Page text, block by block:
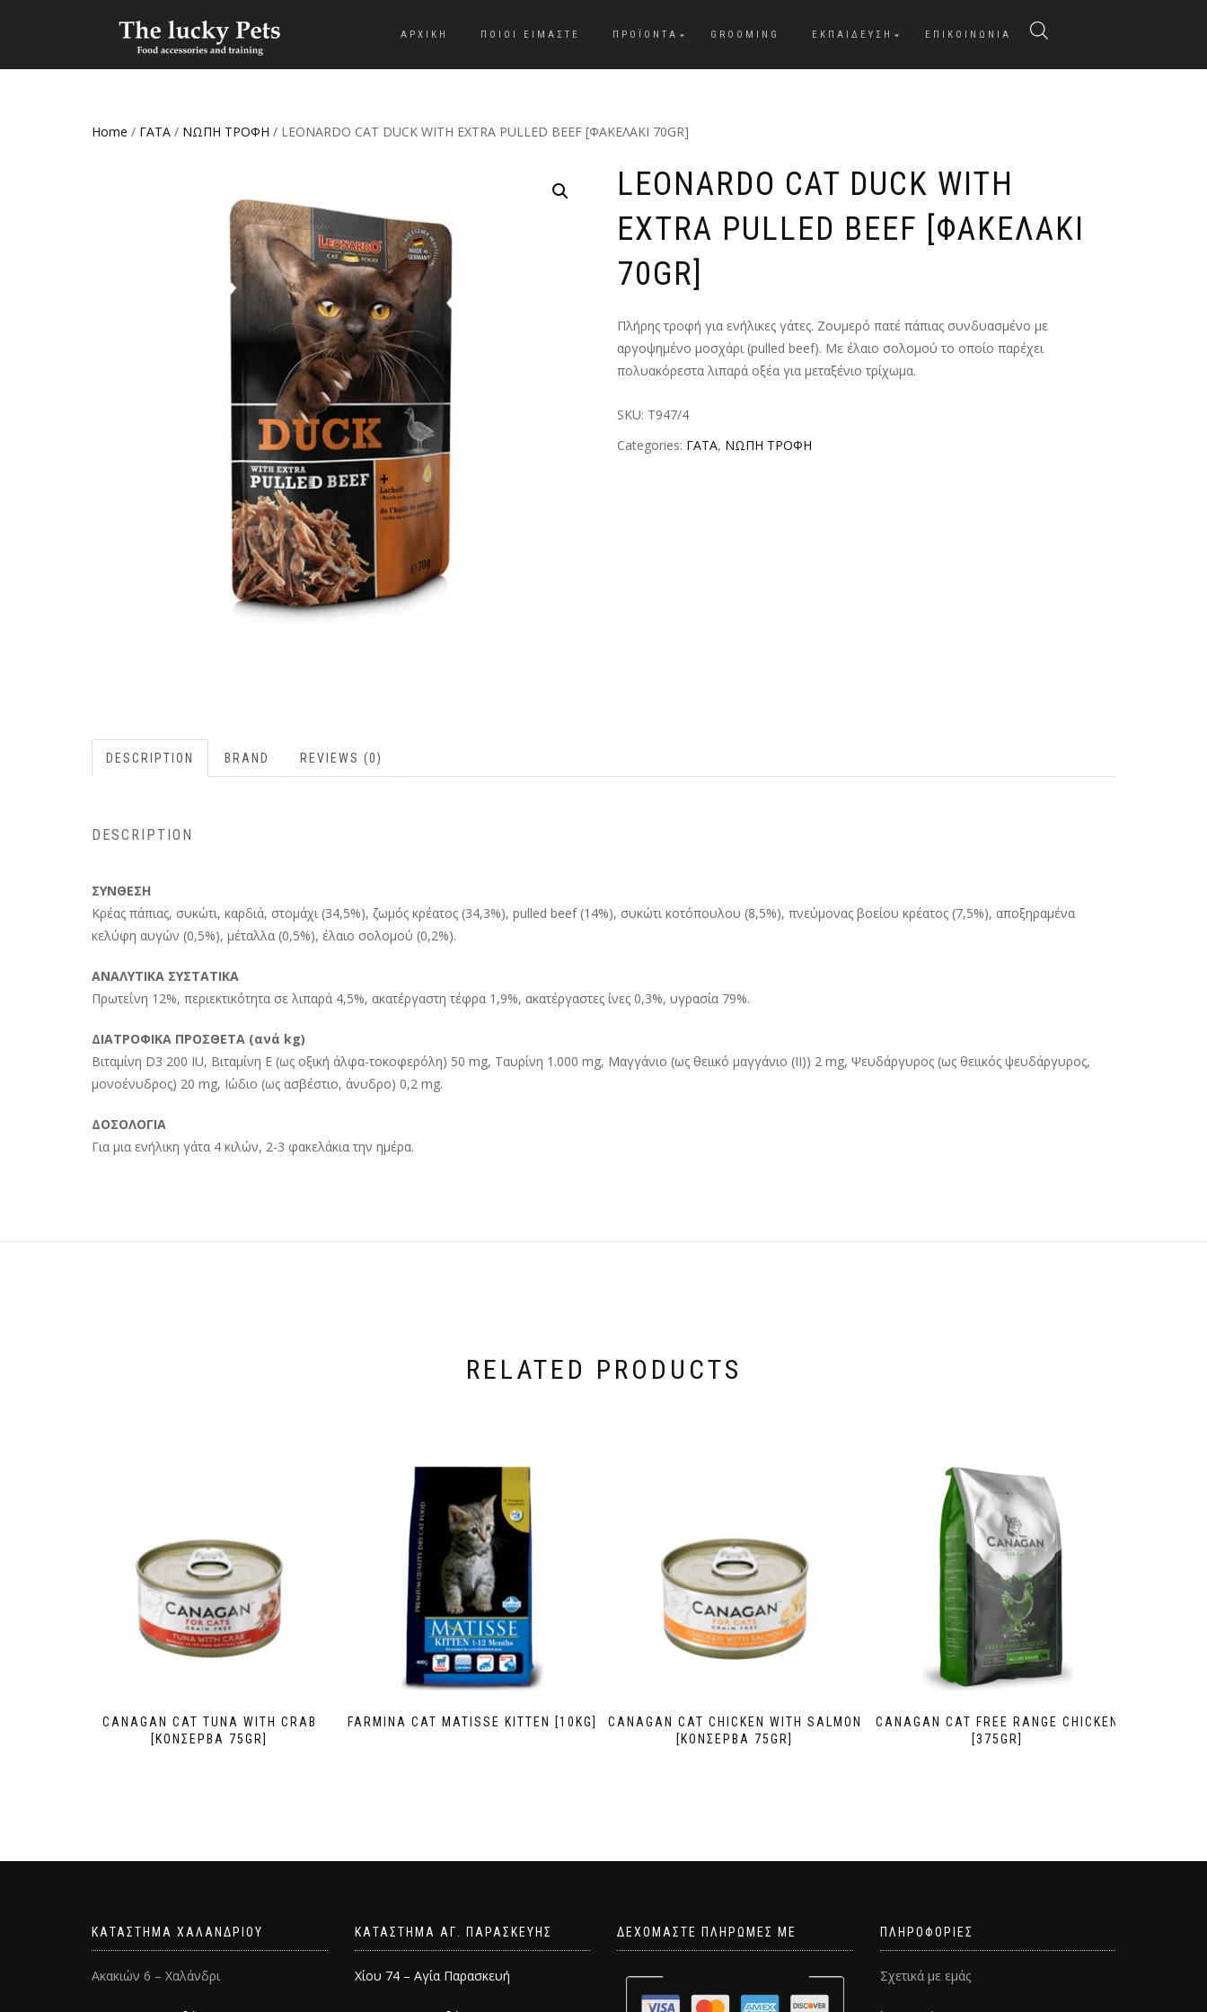
ΑΡΧΙΚΗ ΠΟΙΟΙ ΕΙΜΑΣΤΕ ΠΡΟΪΟΝΤΑ GROOMING ΕΚΠΑΙΔΕΥΣΗ ΕΠΙΚΟΙΝΩΝΙΑ
Home / ΓΑΤΑ / ΝΩΠΗ ΤΡΟΦΗ / LEONARDO CAT DUCK WITH EXTRA PULLED BEEF [ΦΑΚΕΛΑΚΙ 70GR]
LEONARDO CAT DUCK WITH
EXTRA PULLED BEEF [ΦΑΚΕΛΑΚΙ
70GR]
Πλήρης τροφή για ενήλικες γάτες. Ζουμερό πατέ πάπιας συνδυασμένο με
αργοψημένο μοσχάρι (pulled beef). Με έλαιο σολομού το οποίο παρέχει
πολυακόρεστα λιπαρά οξέα για μεταξένιο τρίχωμα.
SKU: T947/4
Categories: ΓΑΤΑ, ΝΩΠΗ ΤΡΟΦΗ
DESCRIPTION BRAND REVIEWS (0)
DESCRIPTION
ΣΥΝΘΕΣΗ
Κρέας πάπιας, συκώτι, καρδιά, στομάχι (34,5%), ζωμός κρέατος (34,3%), pulled beef (14%), συκώτι κοτόπουλου (8,5%), πνεύμονας βοείου κρέατος (7,5%), αποξηραμένα
κελύφη αυγών (0,5%), μέταλλα (0,5%), έλαιο σολομού (0,2%).
ΑΝΑΛΥΤΙΚΑ ΣΥΣΤΑΤΙΚΑ
Πρωτεΐνη 12%, περιεκτικότητα σε λιπαρά 4,5%, ακατέργαστη τέφρα 1,9%, ακατέργαστες ίνες 0,3%, υγρασία 79%.
ΔΙΑΤΡΟΦΙΚΑ ΠΡΟΣΘΕΤΑ (ανά kg)
Βιταμίνη D3 200 IU, Βιταμίνη Ε (ως οξική άλφα-τοκοφερόλη) 50 mg, Ταυρίνη 1.000 mg, Μαγγάνιο (ως θειικό μαγγάνιο (II)) 2 mg, Ψευδάργυρος (ως θειικός ψευδάργυρος,
μονοένυδρος) 20 mg, Ιώδιο (ως ασβέστιο, άνυδρο) 0,2 mg.
ΔΟΣΟΛΟΓΙΑ
Για μια ενήλικη γάτα 4 κιλών, 2-3 φακελάκια την ημέρα.
RELATED PRODUCTS
CANAGAN CAT TUNA WITH CRAB
[ΚΟΝΣΕΡΒΑ 75GR]
FARMINA CAT MATISSE KITTEN [10KG]
CANAGAN CAT CHICKEN WITH SALMON
[ΚΟΝΣΕΡΒΑ 75GR]
CANAGAN CAT FREE RANGE CHICKEN
[375GR]
ΚΑΤΑΣΤΗΜΑ ΧΑΛΑΝΔΡΙΟΥ
Ακακιών 6 – Χαλάνδρι
ΚΑΤΑΣΤΗΜΑ ΑΓ. ΠΑΡΑΣΚΕΥΗΣ
Χίου 74 – Αγία Παρασκευή
ΔΕΧΟΜΑΣΤΕ ΠΛΗΡΩΜΕΣ ΜΕ ΠΛΗΡΟΦΟΡΙΕΣ
Σχετικά με εμάς